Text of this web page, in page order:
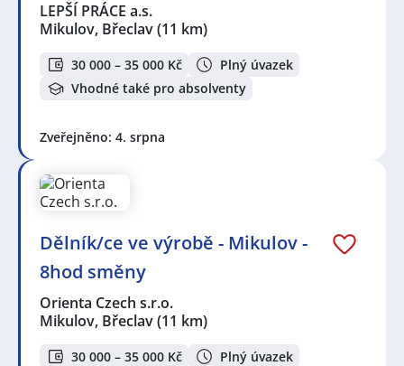
LEPŠÍ PRÁCE a.s.
Mikulov, Břeclav(11 km)
30 000 – 35 000 Kč
Plný úvazek
Vhodné také pro absolventy
Zveřejněno: 4. srpna
Dělník/ce ve výrobě - Mikulov -
8hod směny
Orienta Czech s.r.o.
Mikulov, Břeclav(11 km)
30 000 – 35 000 Kč
Plný úvazek